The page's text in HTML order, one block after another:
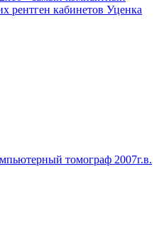
рентген кабинетов Уценка
томограф 2007г.в.